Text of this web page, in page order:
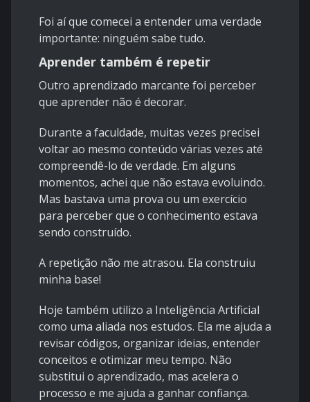
Foi aí que comecei a entender uma verdade
importante: ninguém sabe tudo.
Aprender também é repetir
Outro aprendizado marcante foi perceber
que aprender não é decorar.
Durante a faculdade, muitas vezes precisei
voltar ao mesmo conteúdo várias vezes até
compreendê-lo de verdade. Em alguns
momentos, achei que não estava evoluindo.
Mas bastava uma prova ou um exercício
para perceber que o conhecimento estava
sendo construído.
A repetição não me atrasou. Ela construiu
minha base!
Hoje também utilizo a Inteligência Artificial
como uma aliada nos estudos. Ela me ajuda a
revisar códigos, organizar ideias, entender
conceitos e otimizar meu tempo. Não
substitui o aprendizado, mas acelera o
processo e me ajuda a ganhar confiança.